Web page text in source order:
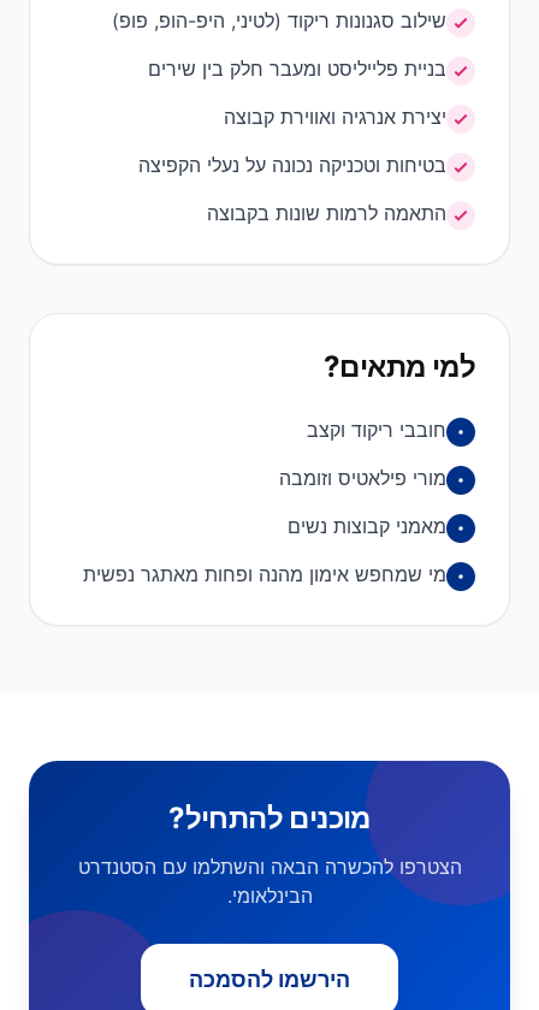
שילוב סגנונות ריקוד (לטיני, היפ-הופ, פופ)
בניית פלייליסט ומעבר חלק בין שירים
יצירת אנרגיה ואווירת קבוצה
בטיחות וטכניקה נכונה על נעלי הקפיצה
התאמה לרמות שונות בקבוצה
למי מתאים?
חובבי ריקוד וקצב
מורי פילאטיס וזומבה
מאמני קבוצות נשים
מי שמחפש אימון מהנה ופחות מאתגר נפשית
מוכנים להתחיל?
הצטרפו להכשרה הבאה והשתלמו עם הסטנדרט
הבינלאומי.
הירשמו להסמכה